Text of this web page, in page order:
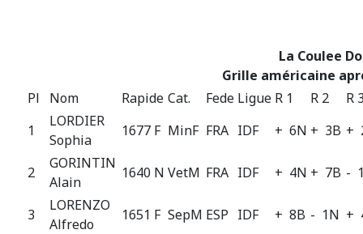
La Coulee
Grille américaine
Pl
Nom Rapide Cat. Fede Ligue R 1 R 2
R
1
LORDIER
Sophia
1677 F MinF FRA IDF + 6N + 3B +
2
GORINTIN
Alain
1640 N VetM FRA IDF + 4N + 7B -
3
LORENZO
Alfredo
1651 F SepM ESP IDF + 8B - 1N +